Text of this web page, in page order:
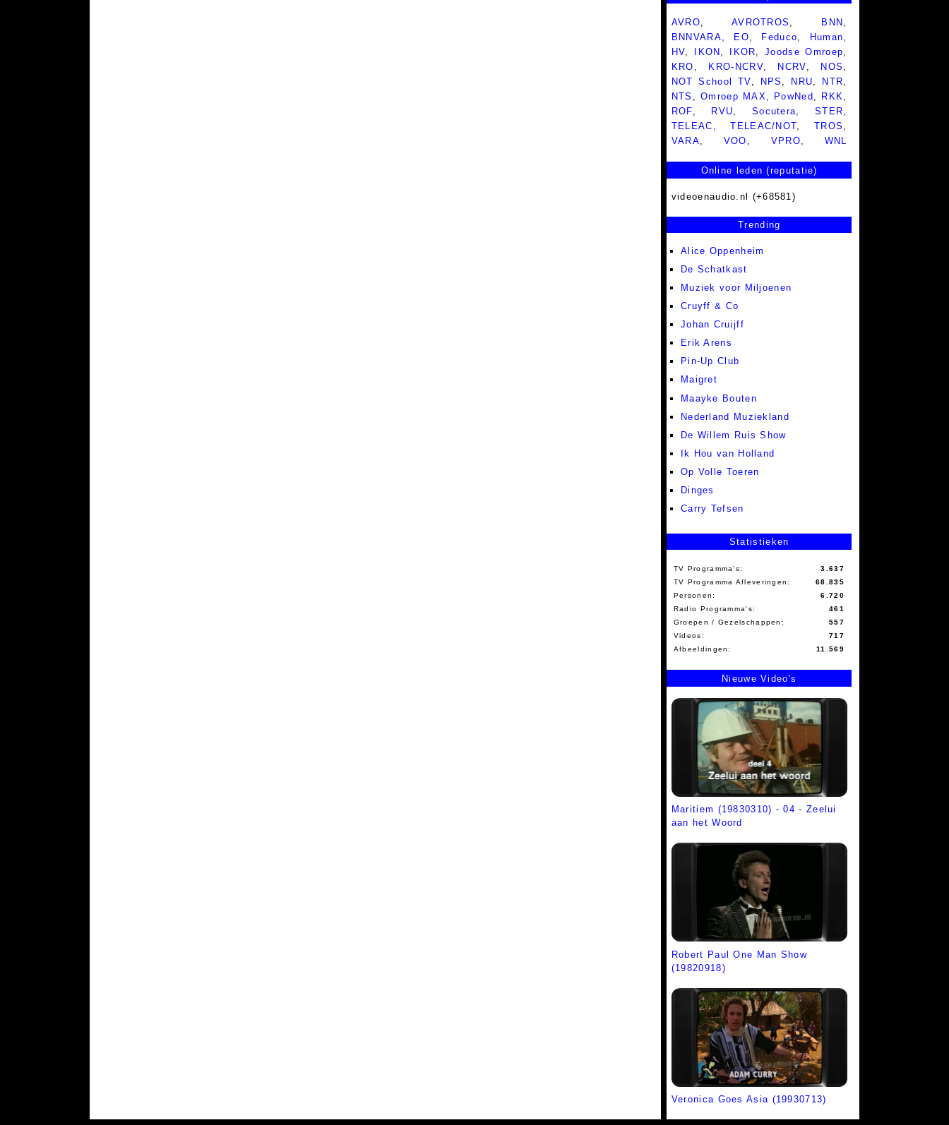
AVRO, AVROTROS , BNN ,
BNNVARA, EO, Feduco, Human,
HV, IKON , IKOR,Joodse Omroep,
KRO , KRO-NCRV, NCRV, NOS ,
NOT School TV, NPS , NRU, NTR,
NTS ,Omroep MAX, PowNed , RKK,
ROF, RVU, Socutera,STER,
TELEAC ,TELEAC/NOT,TROS ,
VARA, VOO , VPRO, WNL
Online leden (reputatie)
videoenaudio.nl (+68581)
Trending
Alice Oppenheim
De Schatkast
Muziek voor Miljoenen
Cruyff & Co
Johan Cruijff
Erik Arens
Pin-Up Club
Maigret
Maayke Bouten
Nederland Muziekland
De Willem Ruis Show
Ik Hou van Holland
Op Volle Toeren
Dinges
Carry Tefsen
Statistieken
TV Programma's:
3.637
TV Programma Afleveringen:
68.835
Personen:
6.720
Radio Programma's:
461
Groepen / Gezelschappen:
557
Videos:
717
Afbeeldingen:
11.569
Nieuwe Video's
Maritiem (19830310) - 04 - Zeelui
aan het Woord
Robert Paul One Man Show
(19820918)
Veronica Goes Asia (19930713)